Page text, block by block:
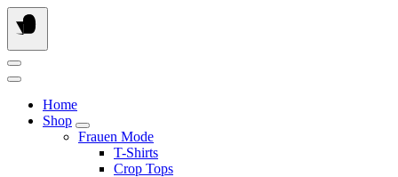
Springe
zum
Inhalt
Home
Shop
Frauen Mode
T-Shirts
Crop Tops